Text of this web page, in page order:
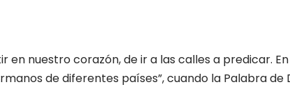
en nuestro corazón, de ir a las calles a predicar.
de diferentes países”, cuando la Palabra de